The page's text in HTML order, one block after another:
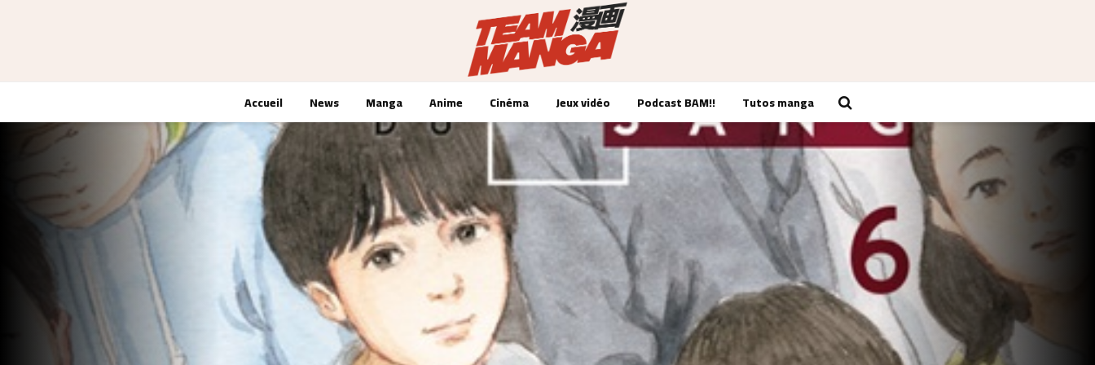
Accueil News Manga Anime Cinéma Jeux vidéo Podcast BAM!! Tutos manga